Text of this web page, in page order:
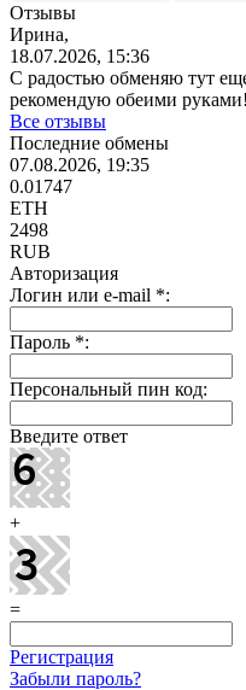
Отзывы
Ирина,
18.07.2026, 15:36
С радостью обменяю тут
рекомендую обеими руками!
Все отзывы
Последние обмены
07.08.2026, 19:35
0.01747
ETH
2498
RUB
Авторизация
Логин или e-mail *:
Пароль *:
Персональный пин код:
Введите ответ
+
=
Регистрация
Забыли пароль?